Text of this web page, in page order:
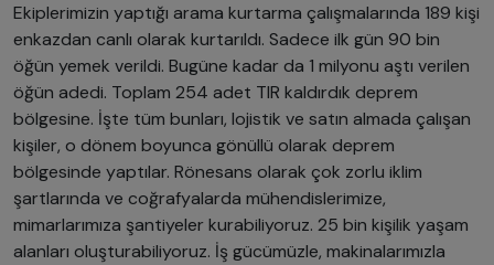
Ekiplerimizin yaptığı arama kurtarma çalışmalarında 189 kişi
enkazdan canlı olarak kurtarıldı. Sadece ilk gün 90 bin
öğün yemek verildi. Bugüne kadar da 1 milyonu aştı verilen
öğün adedi. Toplam 254 adet TIR kaldırdık deprem
bölgesine. İşte tüm bunları, lojistik ve satın almada çalışan
kişiler, o dönem boyunca gönüllü olarak deprem
bölgesinde yaptılar. Rönesans olarak çok zorlu iklim
şartlarında ve coğrafyalarda mühendislerimize,
mimarlarımıza şantiyeler kurabiliyoruz. 25 bin kişilik yaşam
alanları oluşturabiliyoruz. İş gücümüzle, makinalarımızla